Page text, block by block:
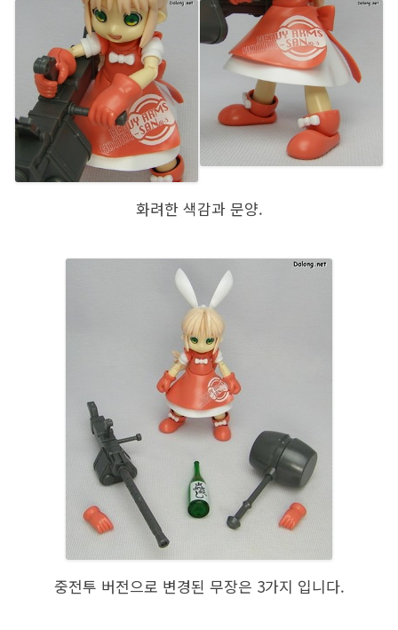
화려한 색감과 문양.
중전투 버전으로 변경된 무장은 3가지 입니다.